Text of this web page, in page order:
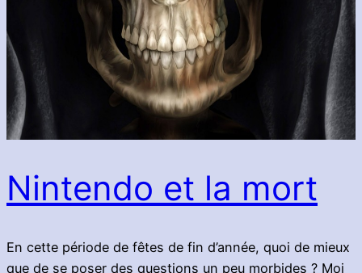
Nintendo et la mort
En cette période de fêtes de fin d’année, quoi de mieux
que de se poser des questions un peu morbides ? Moi